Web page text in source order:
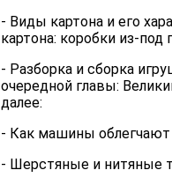
- Виды картона и его
картона: коробки из-под
- Разборка и сборка
очередной главы:
далее:
- Как машины облегчают
- Шерстяные и нитяные